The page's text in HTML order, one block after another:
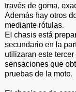
través de goma,
Además hay otros
mediante rótulas.
El chasis está
secundario en la
utilizaran este
sensaciones que
pruebas de la moto.